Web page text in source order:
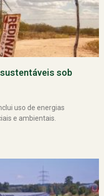
sob
uso de energias
e ambientais.